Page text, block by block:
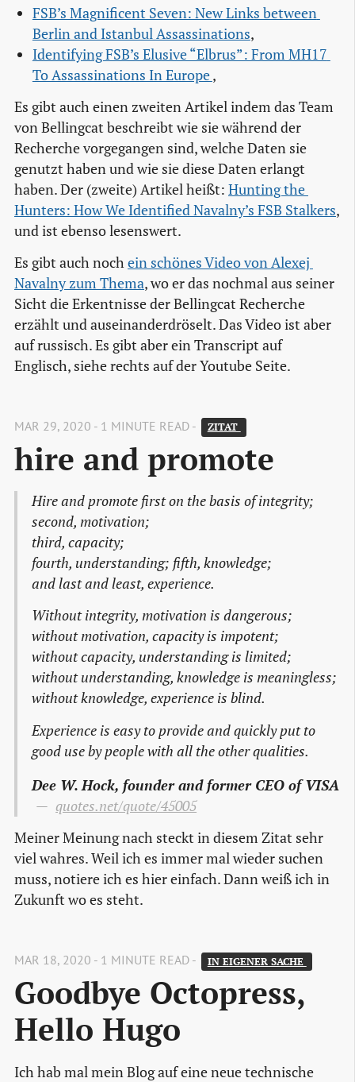
FSB’s Magnificent Seven: New Links between
Berlin and Istanbul Assassinations,
Identifying FSB’s Elusive “Elbrus”: From MH17
To Assassinations In Europe ,
Es gibt auch einen zweiten Artikel indem das Team
von Bellingcat beschreibt wie sie während der
Recherche vorgegangen sind, welche Daten sie
genutzt haben und wie sie diese Daten erlangt
haben. Der (zweite) Artikel heißt: Hunting the
Hunters: How We Identified Navalny’s FSB Stalkers,
und ist ebenso lesenswert.
Es gibt auch nochein schönes Video von Alexej
Navalny zum Thema, wo er das nochmal aus seiner
Sicht die Erkentnisse der Bellingcat Recherche
erzählt und auseinanderdröselt. Das Video ist aber
auf russisch. Es gibt aber ein Transcript auf
Englisch, siehe rechts auf der Youtube Seite.
MAR 29, 2020 - 1 MINUTE READ - ZITAT
hire and promote
Hire and promote first on the basis of integrity;
second, motivation;
third, capacity;
fourth, understanding; fifth, knowledge;
and last and least, experience.
Without integrity, motivation is dangerous;
without motivation, capacity is impotent;
without capacity, understanding is limited;
without understanding, knowledge is meaningless;
without knowledge, experience is blind.
Experience is easy to provide and quickly put to
good use by people with all the other qualities.
Dee W. Hock, founder and former CEO of VISA
quotes.net/quote/45005
Meiner Meinung nach steckt in diesem Zitat sehr
viel wahres. Weil ich es immer mal wieder suchen
muss, notiere ich es hier einfach. Dann weiß ich in
Zukunft wo es steht.
MAR 18, 2020 - 1 MINUTE READ - IN EIGENER SACHE
Goodbye Octopress,
Hello Hugo
Ich hab mal mein Blog auf eine neue technische